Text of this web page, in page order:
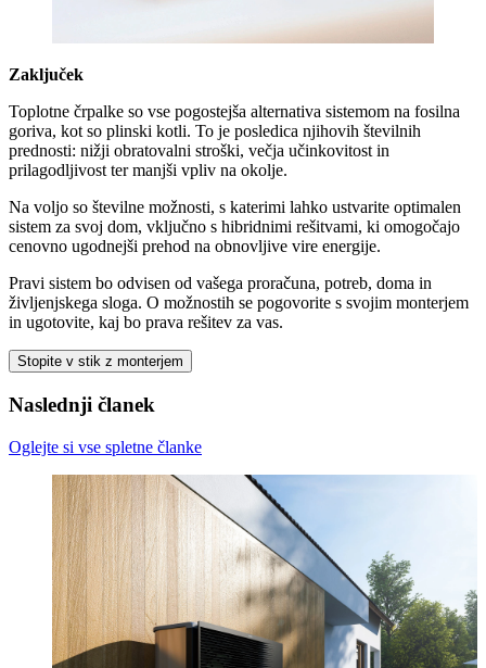
Zaključek
Toplotne črpalke so vse pogostejša alternativa sistemom na fosilna
goriva, kot so plinski kotli. To je posledica njihovih številnih
prednosti: nižji obratovalni stroški, večja učinkovitost in
prilagodljivost ter manjši vpliv na okolje.
Na voljo so številne možnosti, s katerimi lahko ustvarite optimalen
sistem za svoj dom, vključno s hibridnimi rešitvami, ki omogočajo
cenovno ugodnejši prehod na obnovljive vire energije.
Pravi sistem bo odvisen od vašega proračuna, potreb, doma in
življenjskega sloga. O možnostih se pogovorite s svojim monterjem
in ugotovite, kaj bo prava rešitev za vas.
Stopite v stik z monterjem
Naslednji članek
Oglejte si vse spletne članke